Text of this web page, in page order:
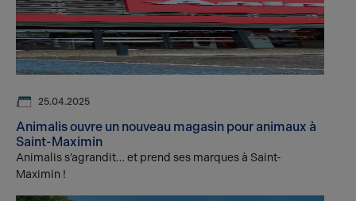
25.04.2025
Animalis ouvre un nouveau magasin pour animaux à
Saint-Maximin
Animalis s’agrandit… et prend ses marques à Saint-
Maximin !